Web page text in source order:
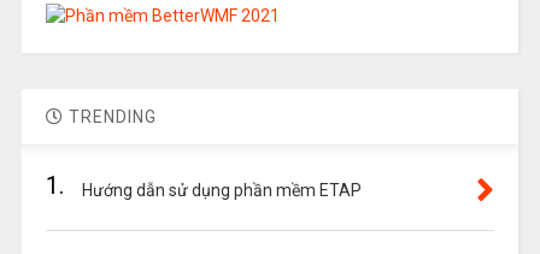
TRENDING
1. Hướng dẫn sử dụng phần mềm ETAP